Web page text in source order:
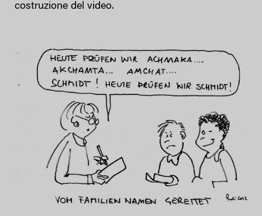
costruzione del video.